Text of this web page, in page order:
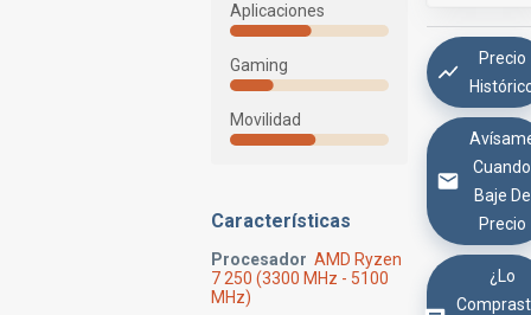
Aplicaciones
Gaming
Movilidad
Características
Procesador AMD Ryzen
7 250 (3300 MHz - 5100
MHz)
Precio
Cuando
Baje De
Precio
¿Lo